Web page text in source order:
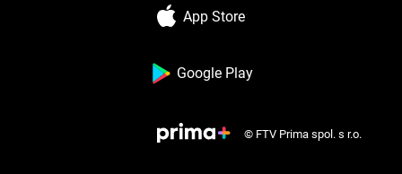
App Store
Google Play
© FTV Prima spol. s r.o.